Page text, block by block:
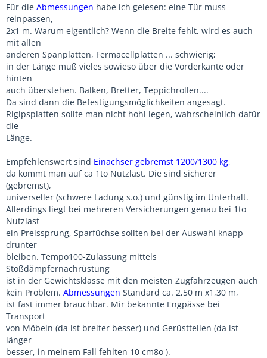
Für die Abmessungen habe ich gelesen: eine Tür muss
reinpassen,
2x1 m. Warum eigentlich? Wenn die Breite fehlt, wird es auch
mit allen
anderen Spanplatten, Fermacellplatten ... schwierig;
in der Länge muß vieles sowieso über die Vorderkante oder
hinten
auch überstehen. Balken, Bretter, Teppichrollen....
Da sind dann die Befestigungsmöglichkeiten angesagt.
Rigipsplatten sollte man nicht hohl legen, wahrscheinlich dafür
die
Länge.
Empfehlenswert sind Einachser gebremst 1200/1300 kg,
da kommt man auf ca 1to Nutzlast. Die sind sicherer
(gebremst),
universeller (schwere Ladung s.o.) und günstig im Unterhalt.
Allerdings liegt bei mehreren Versicherungen genau bei 1to
Nutzlast
ein Preissprung, Sparfüchse sollten bei der Auswahl knapp
drunter
bleiben. Tempo100-Zulassung mittels
Stoßdämpfernachrüstung
ist in der Gewichtsklasse mit den meisten Zugfahrzeugen auch
kein Problem. Abmessungen Standard ca. 2,50 m x1,30 m,
ist fast immer brauchbar. Mir bekannte Engpässe bei
Transport
von Möbeln (da ist breiter besser) und Gerüstteilen (da ist
länger
besser, in meinem Fall fehlten 10 cm8o ).